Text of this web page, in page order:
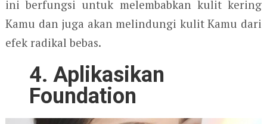
ini berfungsi untuk melembabkan kulit kering
Kamu dan juga akan melindungi kulit Kamu dari
efek radikal bebas.
4. Aplikasikan
Foundation